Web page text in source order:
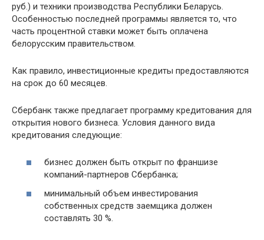
руб.) и техники производства Республики Беларусь.
Особенностью последней программы является то, что
часть процентной ставки может быть оплачена
белорусским правительством.
Как правило, инвестиционные кредиты предоставляются
на срок до 60 месяцев.
Сбербанк также предлагает программу кредитования для
открытия нового бизнеса. Условия данного вида
кредитования следующие:
бизнес должен быть открыт по франшизе
компаний-партнеров Сбербанка;
минимальный объем инвестирования
собственных средств заемщика должен
составлять 30 %.